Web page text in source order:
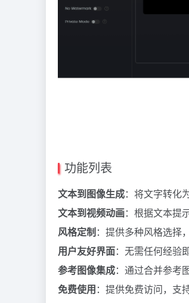
功能列表
文本到图像生成：将文字转化
文本到视频动画：根据文本提
风格定制：提供多种风格选择
用户友好界面：无需任何经验
参考图像集成：通过合并参考
免费使用：提供免费访问，支